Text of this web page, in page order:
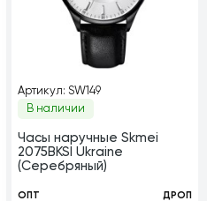
Артикул: SW149
В наличии
Часы наручные Skmei
2075BKSI Ukraine
(Серебряный)
ОПТ ДРОП